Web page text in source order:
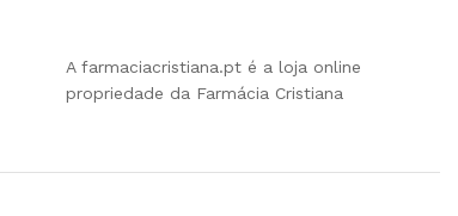
A farmaciacristiana.pt é a loja online
propriedade da Farmácia Cristiana